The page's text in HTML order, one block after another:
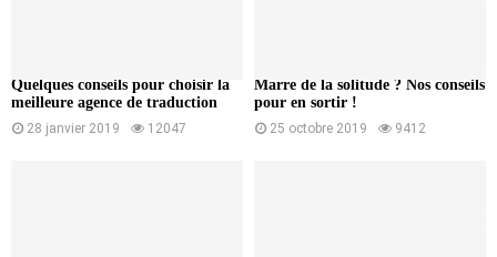
Quelques conseils pour choisir la
meilleure agence de traduction
28 janvier 2019 12047
Marre de la solitude ? Nos conseils
pour en sortir !
25 octobre 2019 9412